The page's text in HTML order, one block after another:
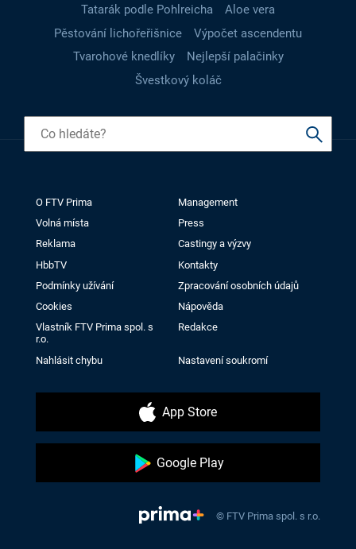
Tatarák podle Pohlreicha
Aloe vera
Pěstování lichořeřišnice
Výpočet ascendentu
Tvarohové knedlíky
Nejlepší palačinky
Švestkový koláč
O FTV Prima
Management
Volná místa
Press
Reklama
Castingy a výzvy
HbbTV
Kontakty
Podmínky užívání
Zpracování osobních údajů
Cookies
Nápověda
Vlastník FTV Prima spol. s
r.o.
Redakce
Nahlásit chybu Nastavení soukromí
App Store
Google Play
© FTV Prima spol. s r.o.